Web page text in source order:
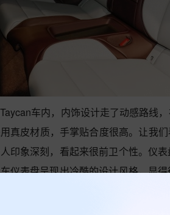
车内，内饰设计走了动感路线
真皮材质，手掌贴合度很高。让我
印象深刻，看起来很前卫个性。仪
仪表盘呈现出冷酷的设计风格，显